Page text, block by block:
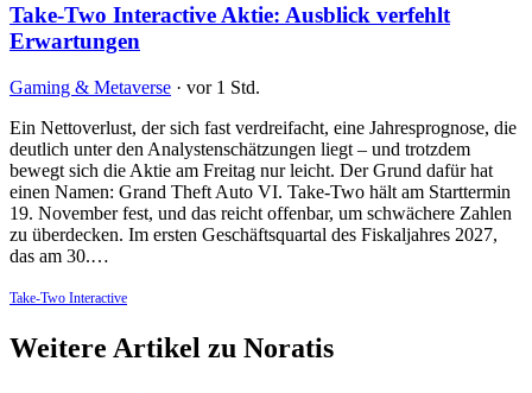
Take-Two Interactive Aktie: Ausblick verfehlt
Erwartungen
Gaming & Metaverse · vor 1 Std.
Ein Nettoverlust, der sich fast verdreifacht, eine Jahresprognose, die
deutlich unter den Analystenschätzungen liegt – und trotzdem
bewegt sich die Aktie am Freitag nur leicht. Der Grund dafür hat
einen Namen: Grand Theft Auto VI. Take-Two hält am Starttermin
19. November fest, und das reicht offenbar, um schwächere Zahlen
zu überdecken. Im ersten Geschäftsquartal des Fiskaljahres 2027,
das am 30.…
Take-Two Interactive
Weitere Artikel zu Noratis